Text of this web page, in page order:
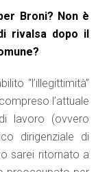
Broni? Non è
rivalsa dopo il
“l’illegittimità”
l’attuale
lavoro (ovvero
dirigenziale di
sarei ritornato a